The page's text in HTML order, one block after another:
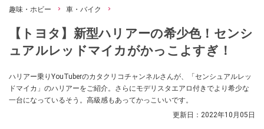
趣味・ホビー 車・バイク
【トヨタ】新型ハリアーの希少色！センシ
ュアルレッドマイカがかっこよすぎ！
ハリアー乗りYouTuberのカタクリコチャンネルさんが、「センシュアルレッ
ドマイカ」のハリアーをご紹介。さらにモデリスタエアロ付きでより希少な
一台になっているそう。高級感もあってかっこいいです。
更新日： 2022年10月05日